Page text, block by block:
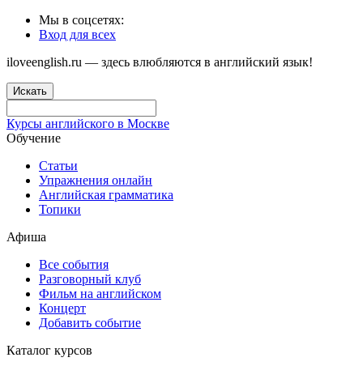
Мы в соцсетях:
Вход для всех
iloveenglish.ru — здесь влюбляются в английский язык!
Искать
Курсы английского в Москве
Обучение
Статьи
Упражнения онлайн
Английская грамматика
Топики
Афиша
Все события
Разговорный клуб
Фильм на английском
Концерт
Добавить событие
Каталог курсов